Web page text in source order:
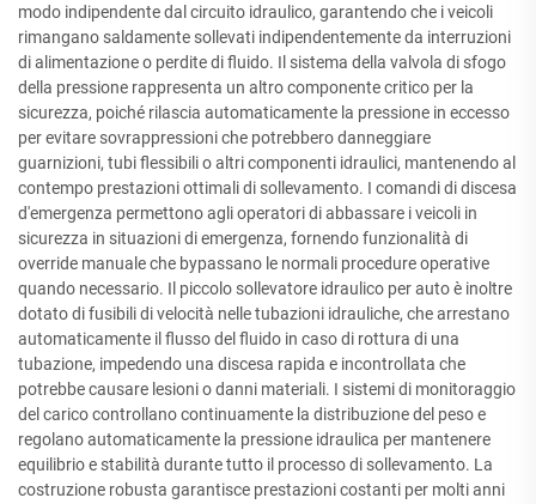
modo indipendente dal circuito idraulico, garantendo che i veicoli
rimangano saldamente sollevati indipendentemente da interruzioni
di alimentazione o perdite di fluido. Il sistema della valvola di sfogo
della pressione rappresenta un altro componente critico per la
sicurezza, poiché rilascia automaticamente la pressione in eccesso
per evitare sovrappressioni che potrebbero danneggiare
guarnizioni, tubi flessibili o altri componenti idraulici, mantenendo al
contempo prestazioni ottimali di sollevamento. I comandi di discesa
d'emergenza permettono agli operatori di abbassare i veicoli in
sicurezza in situazioni di emergenza, fornendo funzionalità di
override manuale che bypassano le normali procedure operative
quando necessario. Il piccolo sollevatore idraulico per auto è inoltre
dotato di fusibili di velocità nelle tubazioni idrauliche, che arrestano
automaticamente il flusso del fluido in caso di rottura di una
tubazione, impedendo una discesa rapida e incontrollata che
potrebbe causare lesioni o danni materiali. I sistemi di monitoraggio
del carico controllano continuamente la distribuzione del peso e
regolano automaticamente la pressione idraulica per mantenere
equilibrio e stabilità durante tutto il processo di sollevamento. La
costruzione robusta garantisce prestazioni costanti per molti anni